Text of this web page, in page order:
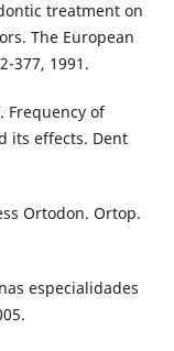
treatment on
The European
377, 1991.
Frequency of
its effects. Dent
Ortodon. Ortop.
especialidades